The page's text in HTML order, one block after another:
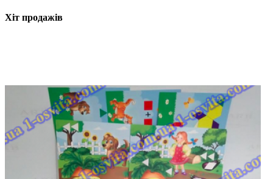
Хіт продажів